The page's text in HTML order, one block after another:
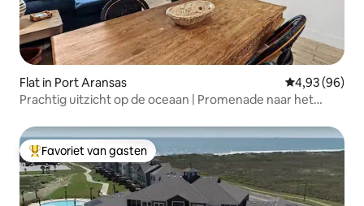
Flat in Port Aransas Gemiddelde
4,93 (96)
Prachtig uitzicht op de oceaan | Promenade naar het
Topfavoriet van gasten
Favoriet van gasten